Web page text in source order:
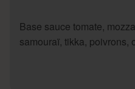
Base sauce tomate,
samouraï, tikka, poivrons,